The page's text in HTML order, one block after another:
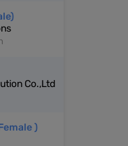
Co.,Ltd
)